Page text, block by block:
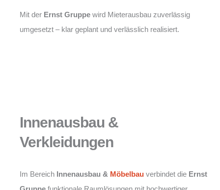
Mit der Ernst Gruppe wird Mieterausbau zuverlässig
umgesetzt – klar geplant und verlässlich realisiert.
Innenausbau &
Verkleidungen
Im Bereich Innenausbau & Möbelbau verbindet die Ernst